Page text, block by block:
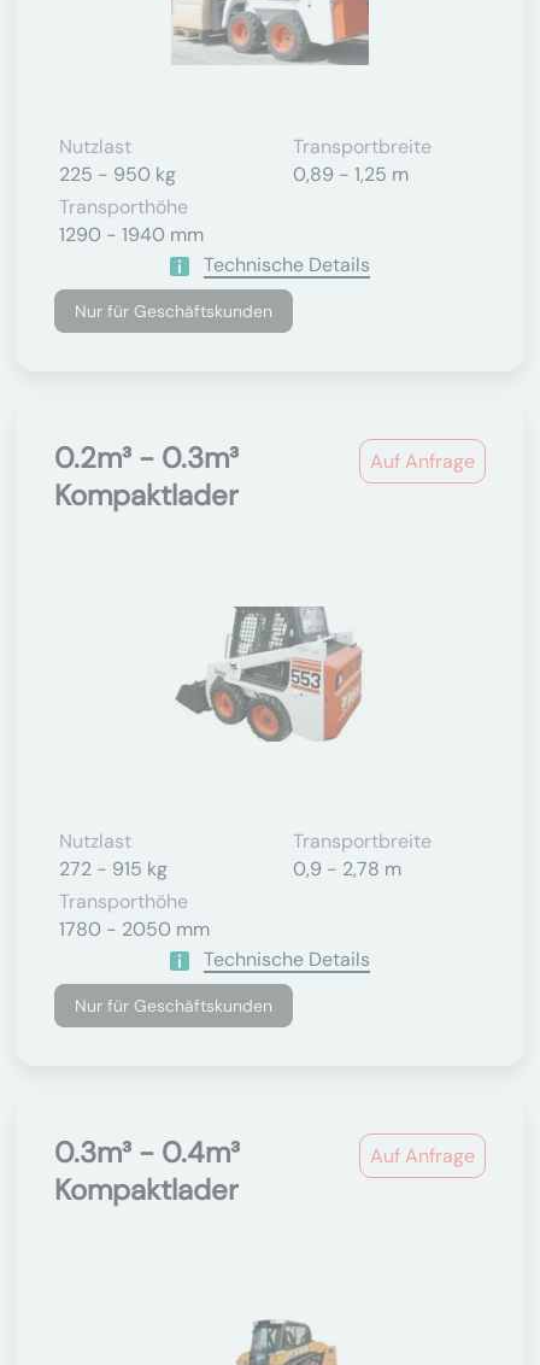
Nutzlast
225 - 950 kg
Transportbreite
0,89 - 1,25 m
Transporthöhe
1290 - 1940 mm
Technische Details
Nur für Geschäftskunden
Auf Anfrage
0.2m³ - 0.3m³
Kompaktlader
Nutzlast
272 - 915 kg
Transportbreite
0,9 - 2,78 m
Transporthöhe
1780 - 2050 mm
Technische Details
Nur für Geschäftskunden
Auf Anfrage
0.3m³ - 0.4m³
Kompaktlader